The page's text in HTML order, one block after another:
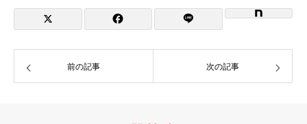
前の記事 次の記事